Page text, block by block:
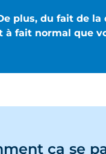
plus, du fait de la
fait normal que
ça se